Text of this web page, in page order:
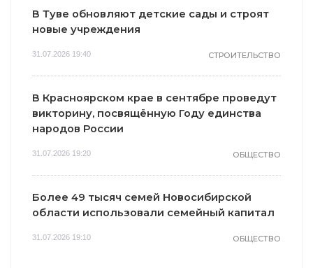
В Туве обновляют детские сады и строят
новые учреждения
31.07.2026 19:40 СТРОИТЕЛЬСТВО
В Красноярском крае в сентябре проведут
викторину, посвящённую Году единства
народов России
31.07.2026 19:20 ОБЩЕСТВО
Более 49 тысяч семей Новосибирской
области использовали семейный капитал
31.07.2026 19:10 ОБЩЕСТВО